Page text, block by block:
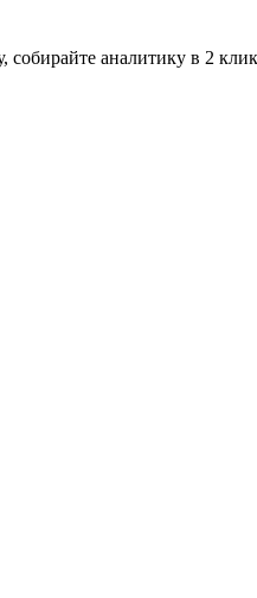
собирайте аналитику в 2